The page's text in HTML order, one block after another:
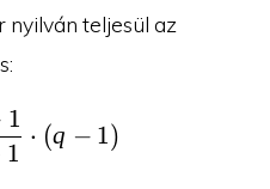
nyilván teljesül az
n=k\cdot \frac{p-1}{r-
1
1
⋅ (q − 1)